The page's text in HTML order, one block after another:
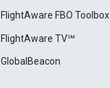
FlightAware FBO Toolbox
FlightAware TV℠
GlobalBeacon